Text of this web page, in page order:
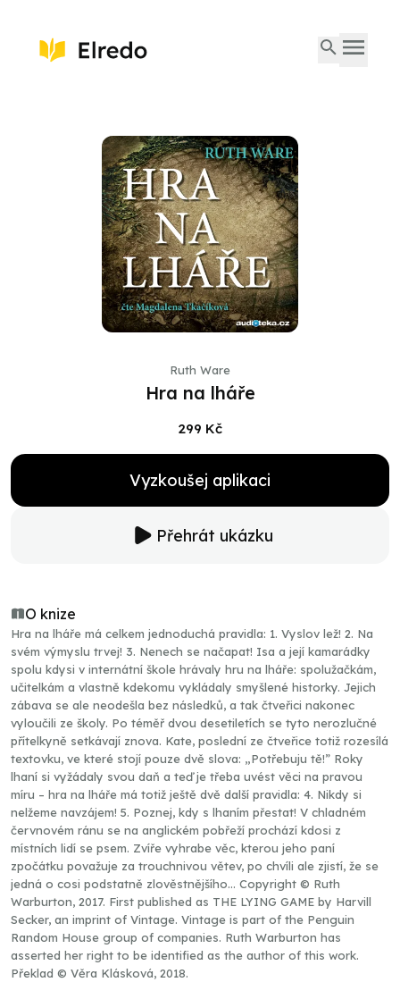
Ruth Ware
Hra na lháře
299 Kč
Vyzkoušej aplikaci
Přehrát ukázku
O knize
Hra na lháře má celkem jednoduchá pravidla: 1. Vyslov lež! 2. Na
svém výmyslu trvej! 3. Nenech se načapat! Isa a její kamarádky
spolu kdysi v internátní škole hrávaly hru na lháře: spolužačkám,
učitelkám a vlastně kdekomu vykládaly smyšlené historky. Jejich
zábava se ale neodešla bez následků, a tak čtveřici nakonec
vyloučili ze školy. Po téměř dvou desetiletích se tyto nerozlučné
přítelkyně setkávají znova. Kate, poslední ze čtveřice totiž rozesílá
textovku, ve které stojí pouze dvě slova: „Potřebuju tě!” Roky
lhaní si vyžádaly svou daň a teď je třeba uvést věci na pravou
míru – hra na lháře má totiž ještě dvě další pravidla: 4. Nikdy si
nelžeme navzájem! 5. Poznej, kdy s lhaním přestat! V chladném
červnovém ránu se na anglickém pobřeží prochází kdosi z
místních lidí se psem. Zvíře vyhrabe věc, kterou jeho paní
zpočátku považuje za trouchnivou větev, po chvíli ale zjistí, že se
jedná o cosi podstatně zlověstnějšího... Copyright © Ruth
Warburton, 2017. First published as THE LYING GAME by Harvill
Secker, an imprint of Vintage. Vintage is part of the Penguin
Random House group of companies. Ruth Warburton has
asserted her right to be identified as the author of this work.
Překlad © Věra Klásková, 2018.